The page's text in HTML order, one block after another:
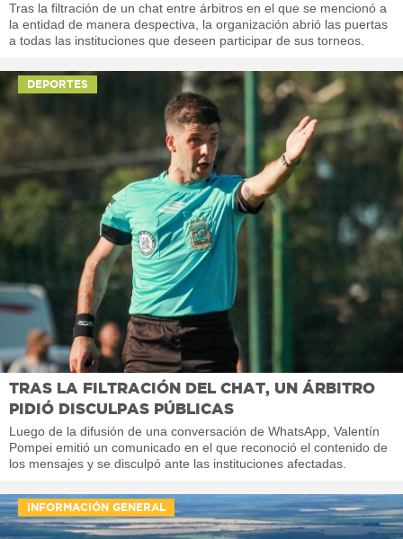
Tras la filtración de un chat entre árbitros en el que se mencionó a
la entidad de manera despectiva, la organización abrió las puertas
a todas las instituciones que deseen participar de sus torneos.
DEPORTES
TRAS LA FILTRACIÓN DEL CHAT, UN ÁRBITRO
PIDIÓ DISCULPAS PÚBLICAS
Luego de la difusión de una conversación de WhatsApp, Valentín
Pompei emitió un comunicado en el que reconoció el contenido de
los mensajes y se disculpó ante las instituciones afectadas.
INFORMACIÓN GENERAL